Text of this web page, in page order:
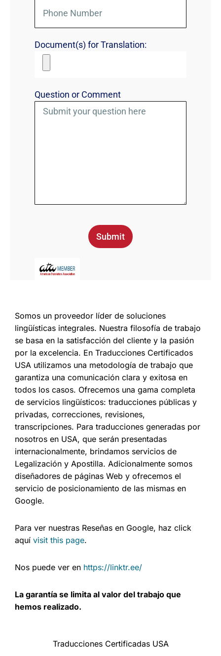
Document(s) for Translation:
Question or Comment
Submit
Somos un proveedor líder de soluciones
lingüísticas integrales. Nuestra filosofía de trabajo
se basa en la satisfacción del cliente y la pasión
por la excelencia. En Traducciones Certificados
USA utilizamos una metodología de trabajo que
garantiza una comunicación clara y exitosa en
todos los casos. Ofrecemos una gama completa
de servicios lingüísticos: traducciones públicas y
privadas, correcciones, revisiones,
transcripciones. Para traducciones generadas por
nosotros en USA, que serán presentadas
internacionalmente, brindamos servicios de
Legalización y Apostilla. Adicionalmente somos
diseñadores de páginas Web y ofrecemos el
servicio de posicionamiento de las mismas en
Google.
Para ver nuestras Reseñas en Google, haz click
aquí visit this page.
Nos puede ver en https://linktr.ee/
La garantía se limita al valor del trabajo que
hemos realizado.
Traducciones Certificadas USA